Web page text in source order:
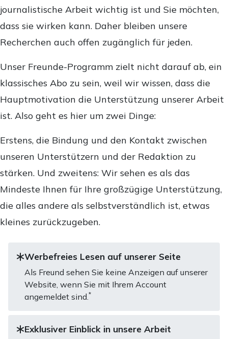
journalistische Arbeit wichtig ist und Sie möchten,
dass sie wirken kann. Daher bleiben unsere
Recherchen auch offen zugänglich für jeden.
Unser Freunde-Programm zielt nicht darauf ab, ein
klassisches Abo zu sein, weil wir wissen, dass die
Hauptmotivation die Unterstützung unserer Arbeit
ist. Also geht es hier um zwei Dinge:
Erstens, die Bindung und den Kontakt zwischen
unseren Unterstützern und der Redaktion zu
stärken. Und zweitens: Wir sehen es als das
Mindeste Ihnen für Ihre großzügige Unterstützung,
die alles andere als selbstverständlich ist, etwas
kleines zurückzugeben.
Werbefreies Lesen auf unserer Seite
Als Freund sehen Sie keine Anzeigen auf unserer
Website, wenn Sie mit Ihrem Account
angemeldet sind.*
Exklusiver Einblick in unsere Arbeit